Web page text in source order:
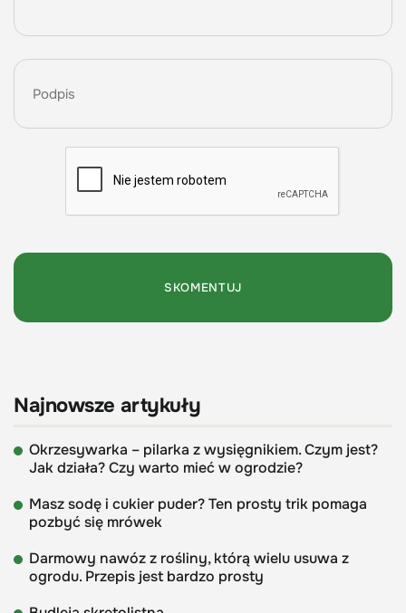
Najnowsze artykuły
Okrzesywarka – pilarka z wysięgnikiem. Czym jest?
Jak działa? Czy warto mieć w ogrodzie?
Masz sodę i cukier puder? Ten prosty trik pomaga
pozbyć się mrówek
Darmowy nawóz z rośliny, którą wielu usuwa z
ogrodu. Przepis jest bardzo prosty